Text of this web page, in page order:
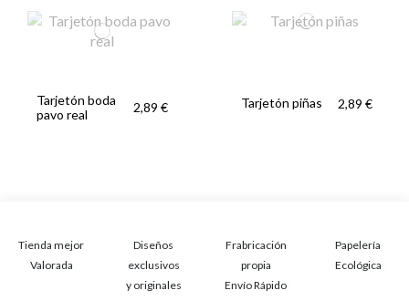
Tarjetón boda
pavo real
2,89 € Tarjetón piñas 2,89 €
Tienda mejor
Valorada
Diseños
exclusivos
y originales
Frabricación
propia
Envío Rápido
Papelería
Ecológica